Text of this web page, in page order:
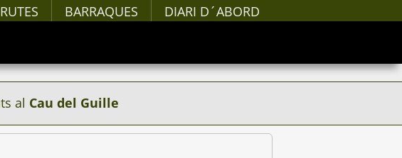
RUTES BARRAQUES DIARI D´ABORD
al Cau del Guille